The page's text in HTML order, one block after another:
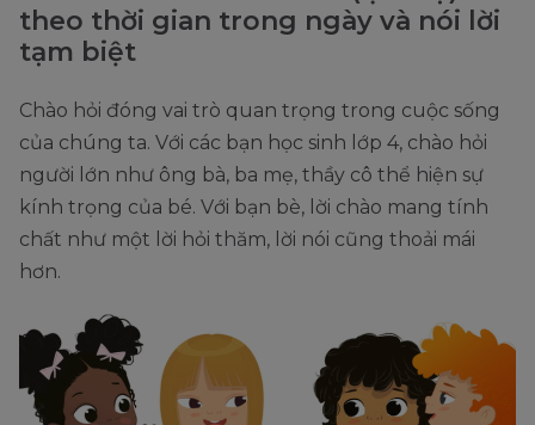
theo thời gian trong ngày và nói lời
tạm biệt
Chào hỏi đóng vai trò quan trọng trong cuộc sống
của chúng ta. Với các bạn học sinh lớp 4, chào hỏi
người lớn như ông bà, ba mẹ, thầy cô thể hiện sự
kính trọng của bé. Với bạn bè, lời chào mang tính
chất như một lời hỏi thăm, lời nói cũng thoải mái
hơn.